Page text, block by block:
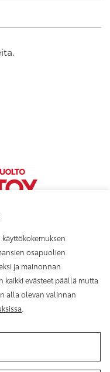
osapuolien
ja mainonnan
kaikki evästeet päällä mutta
alla olevan valinnan
.